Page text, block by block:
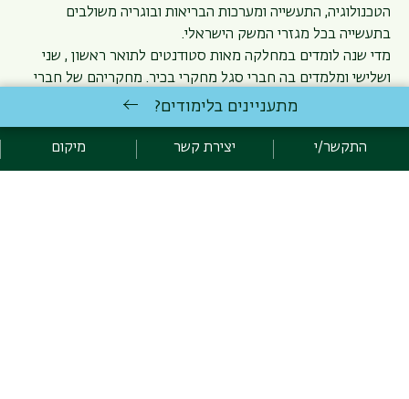
הטכנולוגיה, התעשייה ומערכות הבריאות ובוגריה משולבים
בתעשייה בכל מגזרי המשק הישראלי.
מדי שנה לומדים במחלקה מאות סטודנטים לתואר ראשון , שני
ושלישי ומלמדים בה חברי סגל מחקרי בכיר. מחקריהם של חברי
הסגל במחלקה לניהול מוצגים בכנסים בינלאומיים ומתפרסמים
ניסיון מעשי בניהול בארץ ובעולם.
מתעניינים בלימודים?
התקשר/י יצירת קשר מיקום